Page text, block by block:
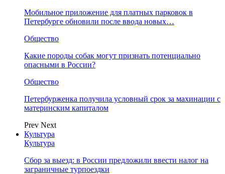
Мобильное приложение для платных парковок в
Петербурге обновили после ввода новых…
Общество
Какие породы собак могут признать потенциально
опасными в России?
Общество
Петербурженка получила условный срок за махинации с
материнским капиталом
Prev Next
Культура
Культура
Сбор за выезд: в России предложили ввести налог на
заграничные турпоездки